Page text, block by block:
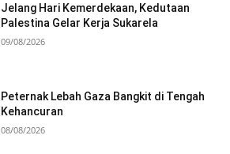
Jelang Hari Kemerdekaan, Kedutaan
Palestina Gelar Kerja Sukarela
09/08/2026
Peternak Lebah Gaza Bangkit di Tengah
Kehancuran
08/08/2026